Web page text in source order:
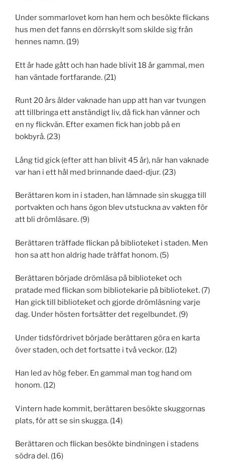
Under sommarlovet kom han hem och besökte flickans
hus men det fanns en dörrskylt som skilde sig från
hennes namn. (19)
Ett år hade gått och han hade blivit 18 år gammal, men
han väntade fortfarande. (21)
Runt 20 års ålder vaknade han upp att han var tvungen
att tillbringa ett anständigt liv, då fick han vänner och
en ny flickvän. Efter examen fick han jobb på en
bokbyrå. (23)
Lång tid gick (efter att han blivit 45 år), när han vaknade
var han i ett hål med brinnande daed-djur. (23)
Berättaren kom in i staden, han lämnade sin skugga till
portvakten och hans ögon blev utstuckna av vakten för
att bli drömläsare. (9)
Berättaren träffade flickan på biblioteket i staden. Men
hon sa att hon aldrig hade träffat honom. (5)
Berättaren började drömläsa på biblioteket och
pratade med flickan som bibliotekarie på biblioteket. (7)
Han gick till biblioteket och gjorde drömläsning varje
dag. Under hösten fortsätter det regelbundet. (9)
Under tidsfördrivet började berättaren göra en karta
över staden, och det fortsatte i två veckor. (12)
Han led av hög feber. En gammal man tog hand om
honom. (12)
Vintern hade kommit, berättaren besökte skuggornas
plats, för att se sin skugga. (14)
Berättaren och flickan besökte bindningen i stadens
södra del. (16)